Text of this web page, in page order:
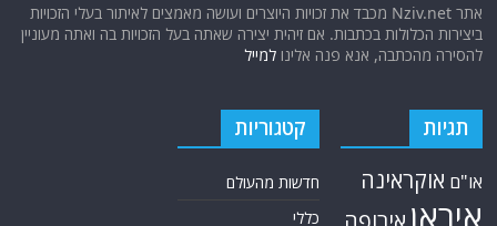
אתר Nziv.net מכבד את זכויות היוצרים ועושה מאמצים לאיתור בעלי הזכויות
ביצירות הכלולות בכתבות. אם זיהית יצירה שאתה בעל הזכויות בה ואתה מעוניין
להסירה מהכתבה, אנא פנה אלינולמייל
תגיות
או"ם אוקראינה
איראן
קטגוריות
חדשות מהעולם
כללי